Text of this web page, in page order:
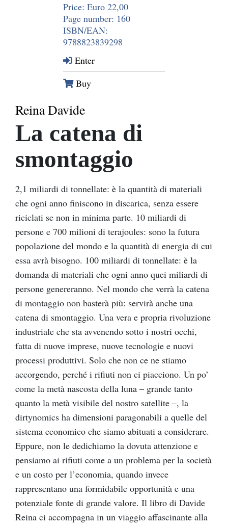
Reina Davide
La catena di
smontaggio
2,1 miliardi di tonnellate: è la quantità di materiali
che ogni anno finiscono in discarica, senza essere
riciclati se non in minima parte. 10 miliardi di
persone e 700 milioni di terajoules: sono la futura
popolazione del mondo e la quantità di energia di cui
essa avrà bisogno. 100 miliardi di tonnellate: è la
domanda di materiali che ogni anno quei miliardi di
persone genereranno. Nel mondo che verrà la catena
di montaggio non basterà più: servirà anche una
catena di smontaggio. Una vera e propria rivoluzione
industriale che sta avvenendo sotto i nostri occhi,
fatta di nuove imprese, nuove tecnologie e nuovi
processi produttivi. Solo che non ce ne stiamo
accorgendo, perché i rifiuti non ci piacciono. Un po’
come la metà nascosta della luna – grande tanto
quanto la metà visibile del nostro satellite –, la
dirtynomics ha dimensioni paragonabili a quelle del
sistema economico che siamo abituati a considerare.
Eppure, non le dedichiamo la dovuta attenzione e
pensiamo ai rifiuti come a un problema per la società
e un costo per l’economia, quando invece
rappresentano una formidabile opportunità e una
potenziale fonte di grande valore. Il libro di Davide
Reina ci accompagna in un viaggio affascinante alla
Price: Euro 22,00
Page number: 160
ISBN/EAN:
9788823839298
Enter
Buy